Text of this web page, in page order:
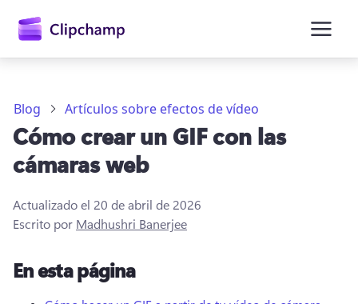
principal
Iniciar sesión
Blog Artículos sobre efectos de vídeo
Cómo crear un GIF con las
cámaras web
Actualizado el 20 de abril de 2026
Escrito por Madhushri Banerjee
En esta página